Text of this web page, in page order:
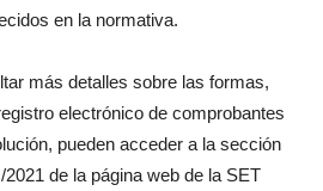
en la normativa.
más detalles sobre las formas,
electrónico de comprobantes
pueden acceder a la sección
de la página web de la SET